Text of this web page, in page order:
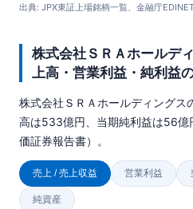
出典: JPX東証上場銘柄一覧、金融庁
株式会社ＳＲＡホールデ
上高・営業利益・純利益の
株式会社ＳＲＡホールディング
高は533億円、当期純利益は56億
価証券報告書）。
売上 / 売上収益 営業利益
純資産